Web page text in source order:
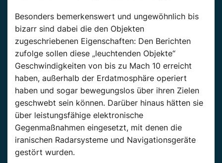
Besonders bemerkenswert und ungewöhnlich bis
bizarr sind dabei die den Objekten
zugeschriebenen Eigenschaften: Den Berichten
zufolge sollen diese „leuchtenden Objekte“
Geschwindigkeiten von bis zu Mach 10 erreicht
haben, außerhalb der Erdatmosphäre operiert
haben und sogar bewegungslos über ihren Zielen
geschwebt sein können. Darüber hinaus hätten sie
über leistungsfähige elektronische
Gegenmaßnahmen eingesetzt, mit denen die
iranischen Radarsysteme und Navigationsgeräte
gestört wurden.